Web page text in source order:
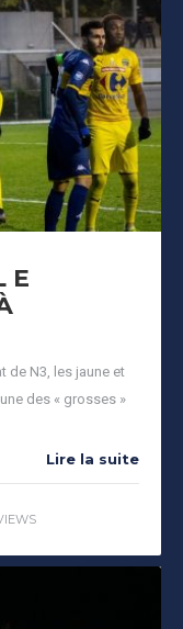
E
de N3, les jaune et
des « grosses »
Lire la suite